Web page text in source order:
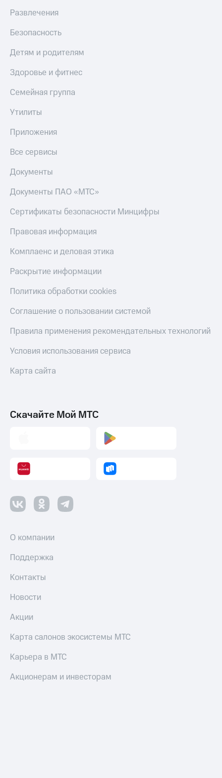
Развлечения
Безопасность
Детям и родителям
Здоровье и фитнес
Семейная группа
Утилиты
Приложения
Все сервисы
Документы
Документы ПАО «МТС»
Сертификаты безопасности Минцифры
Правовая информация
Комплаенс и деловая этика
Раскрытие информации
Политика обработки cookies
Соглашение о пользовании системой
Правила применения рекомендательных технологий
Условия использования сервиса
Карта сайта
Скачайте Мой МТС
О компании
Поддержка
Контакты
Новости
Акции
Карта салонов экосистемы МТС
Карьера в МТС
Акционерам и инвесторам